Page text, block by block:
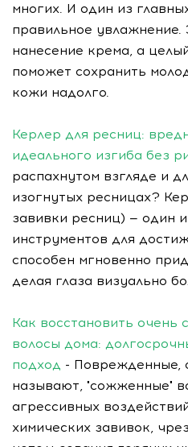
многих. И один из
правильное увлажнение.
нанесение крема, а
поможет сохранить
кожи надолго.
Керлер для ресниц:
идеального изгиба без
распахнутом взгляде и
изогнутых ресницах?
завивки ресниц) — один
инструментов для
способен мгновенно
делая глаза визуально
Как восстановить очень
волосы дома:
подход - Поврежденные,
называют, "сожженные"
агрессивных
химических завивок,